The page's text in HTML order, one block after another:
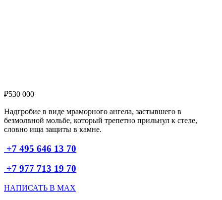
₽530 000
Надгробие в виде мраморного ангела, застывшего в
безмолвной мольбе, который трепетно прильнул к стеле,
словно ища защиты в камне.
+7 495 646 13 70
+7 977 713 19 70
НАПИСАТЬ В MAX